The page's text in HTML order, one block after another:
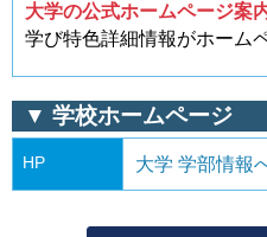
大学の公式ホームページ案
学び特色詳細情報がホーム
▼ 学校ホームページ
HP 大学 学部情報